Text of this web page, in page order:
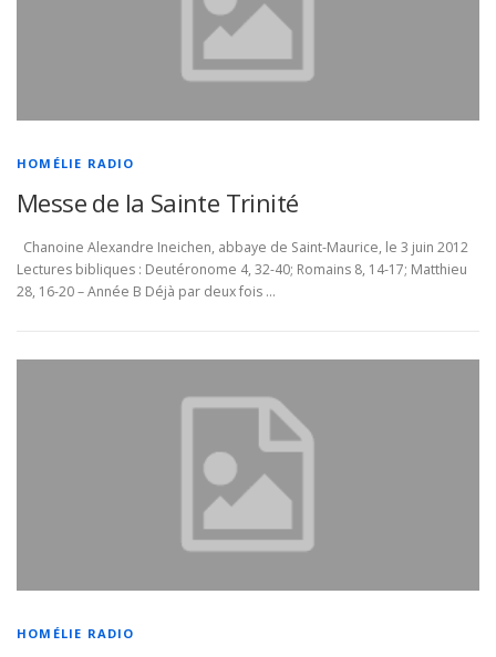
HOMÉLIE RADIO
Messe de la Sainte Trinité
Chanoine Alexandre Ineichen, abbaye de Saint-Maurice, le 3 juin 2012
Lectures bibliques : Deutéronome 4, 32-40; Romains 8, 14-17; Matthieu
28, 16-20 – Année B Déjà par deux fois …
HOMÉLIE RADIO